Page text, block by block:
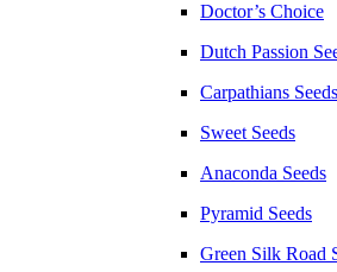
Doctor’s Choice
Dutch Passion
Carpathians Seeds
Sweet Seeds
Anaconda Seeds
Pyramid Seeds
Green Silk Road